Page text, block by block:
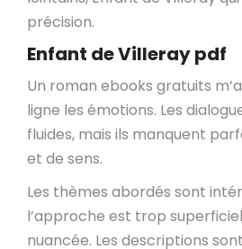
précision.
Enfant de Villeray pdf
Un roman ebooks gratuits
ligne les émotions. Les
fluides, mais ils manquent
et de sens.
Les thèmes abordés sont
l’approche est trop
nuancée. Les descriptions